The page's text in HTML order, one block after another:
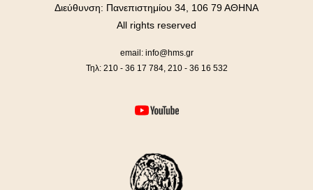
email: info@hms.gr
Τηλ: 210 - 36 17 784, 210 - 36 16 532
Διεύθυνση: Πανεπιστημίου 34, 106 79 ΑΘΗΝΑ
All rights reserved